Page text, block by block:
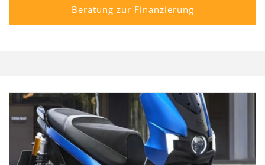
Beratung zur Finanzierung